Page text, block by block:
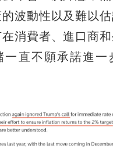
波動性以及難以
消費者、進口商
一直不願承諾進一